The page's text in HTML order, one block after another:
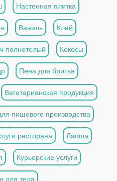
Настенная плитка
Ваниль Клей
полнотелый Кокосы
Пена для бритья
Вегетарианская продукция
пищевого производства
ресторана Лапша
Курьерские услуги
для тела